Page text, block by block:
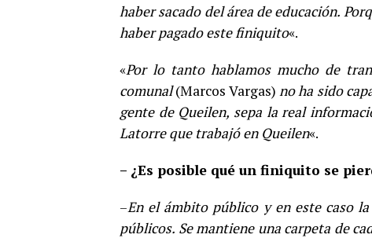
haber sacado del área de educación.
haber pagado este finiquito«.
«Por lo tanto hablamos mucho de
comunal(Marcos Vargas)no ha sido
gente de Queilen, sepa la real
Latorre que trabajó en Queilen«.
– ¿Es posible qué un finiquito se
–En el ámbito público y en este caso
públicos. Se mantiene una carpeta de